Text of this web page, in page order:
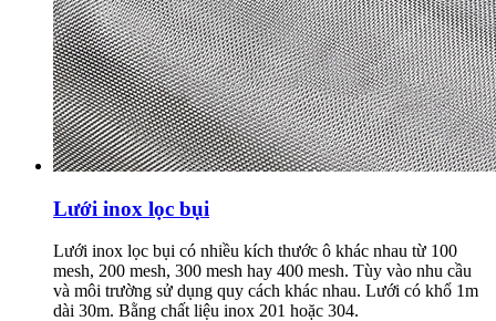
Lưới inox lọc bụi
Lưới inox lọc bụi có nhiều kích thước ô khác nhau từ 100
mesh, 200 mesh, 300 mesh hay 400 mesh. Tùy vào nhu cầu
và môi trường sử dụng quy cách khác nhau. Lưới có khổ 1m
dài 30m. Bằng chất liệu inox 201 hoặc 304.